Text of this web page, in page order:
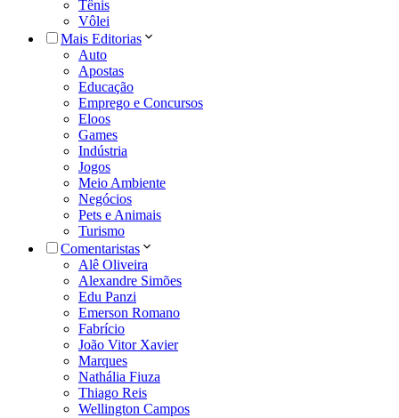
Tênis
Vôlei
Mais Editorias
Auto
Apostas
Educação
Emprego e Concursos
Eloos
Games
Indústria
Jogos
Meio Ambiente
Negócios
Pets e Animais
Turismo
Comentaristas
Alê Oliveira
Alexandre Simões
Edu Panzi
Emerson Romano
Fabrício
João Vitor Xavier
Marques
Nathália Fiuza
Thiago Reis
Wellington Campos